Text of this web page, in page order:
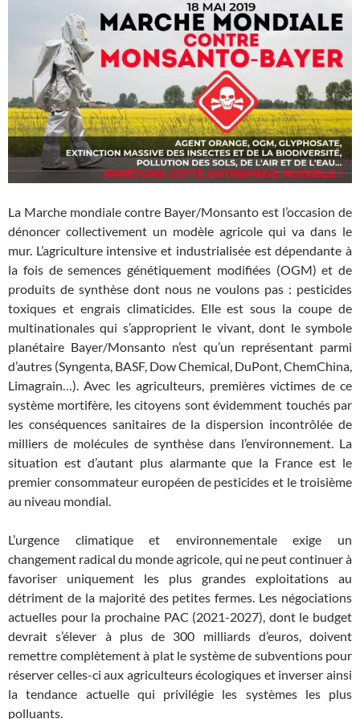
La Marche mondiale contre Bayer/Monsanto est l’occasion de
dénoncer collectivement un modèle agricole qui va dans le
mur. L’agriculture intensive et industrialisée est dépendante à
la fois de semences génétiquement modifiées (OGM) et de
produits de synthèse dont nous ne voulons pas : pesticides
toxiques et engrais climaticides. Elle est sous la coupe de
multinationales qui s’approprient le vivant, dont le symbole
planétaire Bayer/Monsanto n’est qu’un représentant parmi
d’autres (Syngenta, BASF, Dow Chemical, DuPont, ChemChina,
Limagrain…). Avec les agriculteurs, premières victimes de ce
système mortifère, les citoyens sont évidemment touchés par
les conséquences sanitaires de la dispersion incontrôlée de
milliers de molécules de synthèse dans l’environnement. La
situation est d’autant plus alarmante que la France est le
premier consommateur européen de pesticides et le troisième
au niveau mondial.
L’urgence climatique et environnementale exige un
changement radical du monde agricole, qui ne peut continuer à
favoriser uniquement les plus grandes exploitations au
détriment de la majorité des petites fermes. Les négociations
actuelles pour la prochaine PAC (2021-2027), dont le budget
devrait s’élever à plus de 300 milliards d’euros, doivent
remettre complètement à plat le système de subventions pour
réserver celles-ci aux agriculteurs écologiques et inverser ainsi
la tendance actuelle qui privilégie les systèmes les plus
polluants.